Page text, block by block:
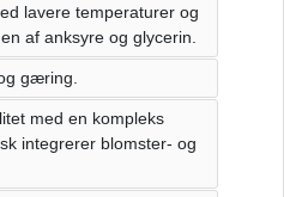
lavere temperaturer og
af anksyre og glycerin.
gæring.
med en kompleks
integrerer blomster- og